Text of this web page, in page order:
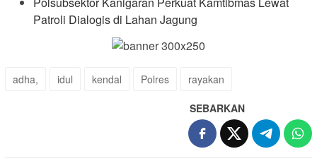
Patroli Dialogis di Lahan Jagung
adha, idul kendal Polres rayakan
SEBARKAN